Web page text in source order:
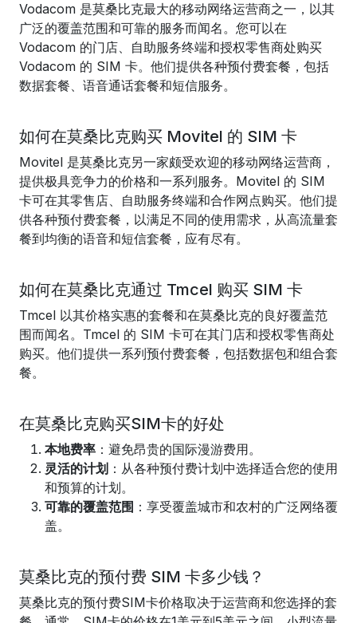
Vodacom 是莫桑比克最大的移动网络运营商之一，以其
广泛的覆盖范围和可靠的服务而闻名。您可以在
Vodacom 的门店、自助服务终端和授权零售商处购买
Vodacom 的 SIM 卡。他们提供各种预付费套餐，包括
数据套餐、语音通话套餐和短信服务。
如何在莫桑比克购买 Movitel 的 SIM 卡
Movitel 是莫桑比克另一家颇受欢迎的移动网络运营商，
提供极具竞争力的价格和一系列服务。Movitel 的 SIM
卡可在其零售店、自助服务终端和合作网点购买。他们提
供各种预付费套餐，以满足不同的使用需求，从高流量套
餐到均衡的语音和短信套餐，应有尽有。
如何在莫桑比克通过 Tmcel 购买 SIM 卡
Tmcel 以其价格实惠的套餐和在莫桑比克的良好覆盖范
围而闻名。Tmcel 的 SIM 卡可在其门店和授权零售商处
购买。他们提供一系列预付费套餐，包括数据包和组合套
餐。
在莫桑比克购买SIM卡的好处
本地费率 ：避免昂贵的国际漫游费用。
灵活的计划 ：从各种预付费计划中选择适合您的使用
和预算的计划。
可靠的覆盖范围 ：享受覆盖城市和农村的广泛网络覆
盖。
莫桑比克的预付费 SIM 卡多少钱？
莫桑比克的预付费SIM卡价格取决于运营商和您选择的套